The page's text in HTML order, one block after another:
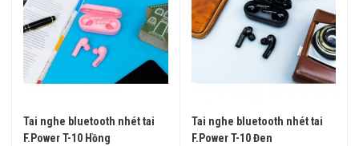
Tai nghe bluetooth nhét tai
F.Power T-10 Hồng
Tai nghe bluetooth nhét tai
F.Power T-10 Đen